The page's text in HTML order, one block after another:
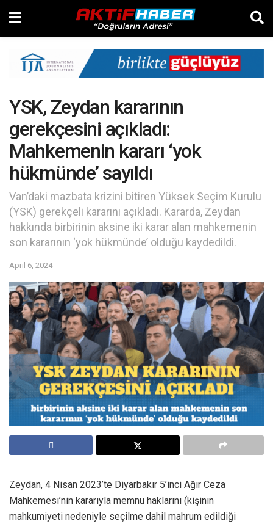
YSK, Zeydan kararının
gerekçesini açıkladı:
Mahkemenin kararı ‘yok
hükmünde’ sayıldı
Van’daki mazbata krizini bitiren Yüksek Seçim Kurulu
(YSK) gerekçeli kararını açıkladı. Kararda, Zeydan
hakkında birbirinin aksine iki karar alan mahkemenin
son kararının ‘yok hükmünde’ olduğu kaydedildi.
April 6, 2024
Zeydan, 4 Nisan 2023’te Diyarbakır 5’inci Ağır Ceza
Mahkemesi’nin kararıyla memnu haklarını (kişinin
mahkumiyeti nedeniyle seçilme dahil mahrum edildiği